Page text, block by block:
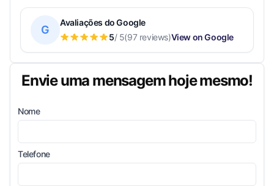
G
Avaliações do Google
5/ 5(97 reviews)View on Google
Envie uma mensagem hoje mesmo!
Nome
Telefone